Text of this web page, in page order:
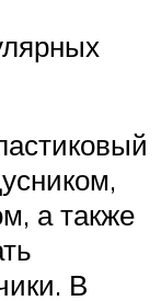
а также
В